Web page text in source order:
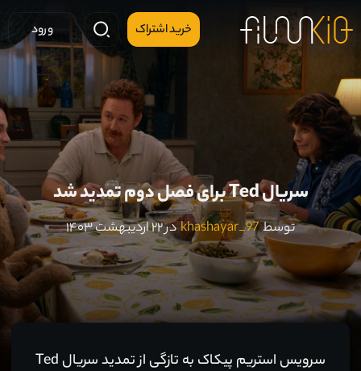
خرید اشتراک ورود
سریال Ted برای فصل دوم تمدید شد
توسطkhashayar_97در ۲۲ اردیبهشت ۱۴۰۳
سرویس استریم پیکاک به تازگی از تمدیدسریال Ted